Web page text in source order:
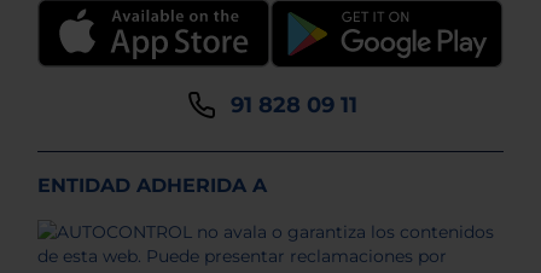
91 828 09 11
ENTIDAD ADHERIDA A